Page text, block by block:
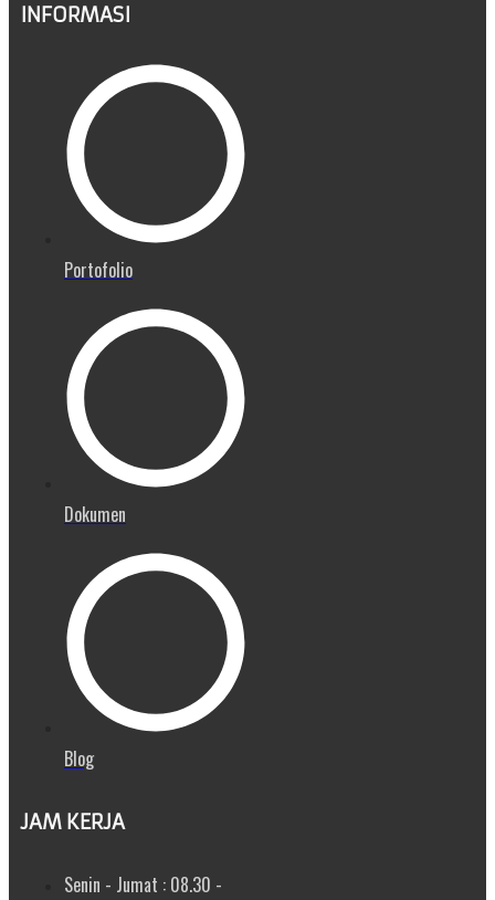
INFORMASI
Portofolio
Dokumen
Blog
JAM KERJA
Senin - Jumat : 08.30 -